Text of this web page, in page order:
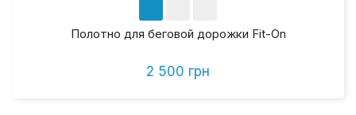
Полотно для беговой дорожки Fit-On
2 500 грн